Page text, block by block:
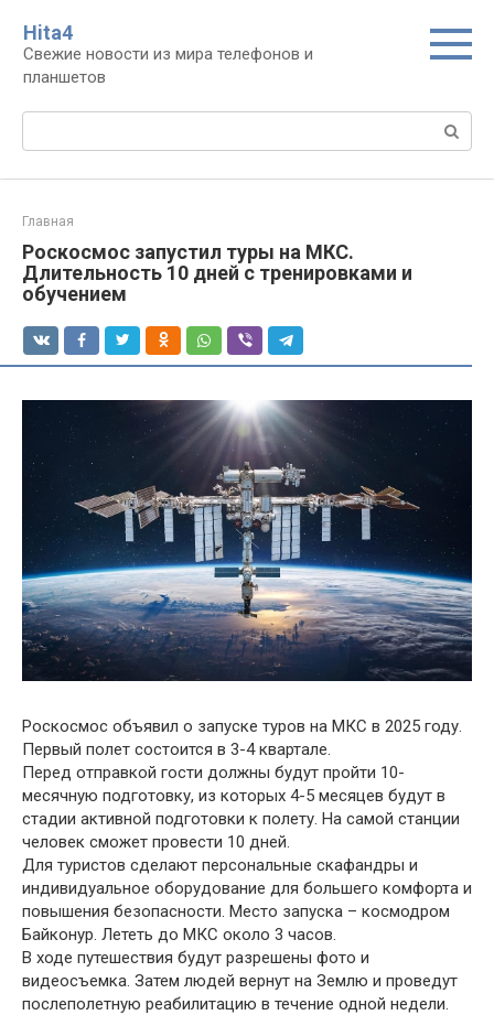
контенту
Нita4
Свежие новости из мира телефонов и
планшетов
Поиск:
Главная
Роскосмос запустил туры на МКС.
Длительность 10 дней с тренировками и
обучением
Роскосмос объявил о запуске туров на МКС в 2025 году.
Первый полет состоится в 3-4 квартале.
Перед отправкой гости должны будут пройти 10-
месячную подготовку, из которых 4-5 месяцев будут в
стадии активной подготовки к полету. На самой станции
человек сможет провести 10 дней.
Для туристов сделают персональные скафандры и
индивидуальное оборудование для большего комфорта и
повышения безопасности. Место запуска – космодром
Байконур. Лететь до МКС около 3 часов.
В ходе путешествия будут разрешены фото и
видеосъемка. Затем людей вернут на Землю и проведут
послеполетную реабилитацию в течение одной недели.